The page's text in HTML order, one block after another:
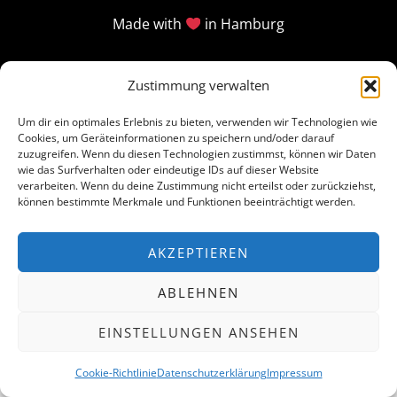
Zustimmung verwalten
Um dir ein optimales Erlebnis zu bieten, verwenden wir Technologien wie
Cookies, um Geräteinformationen zu speichern und/oder darauf
zuzugreifen. Wenn du diesen Technologien zustimmst, können wir Daten
wie das Surfverhalten oder eindeutige IDs auf dieser Website
verarbeiten. Wenn du deine Zustimmung nicht erteilst oder zurückziehst,
können bestimmte Merkmale und Funktionen beeinträchtigt werden.
AKZEPTIEREN
ABLEHNEN
EINSTELLUNGEN ANSEHEN
Cookie-RichtlinieDatenschutzerklärungImpressum
Made with in Hamburg